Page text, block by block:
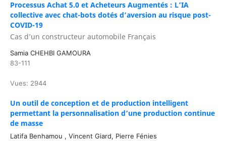
Processus Achat 5.0 et Acheteurs Augmentés : L’IA
collective avec chat-bots dotés d’aversion au risque post-
COVID-19
Cas d’un constructeur automobile Français
Samia CHEHBI GAMOURA
83-111
Vues: 2944
Un outil de conception et de production intelligent
permettant la personnalisation d’une production continue
de masse
Latifa Benhamou , Vincent Giard, Pierre Fénies